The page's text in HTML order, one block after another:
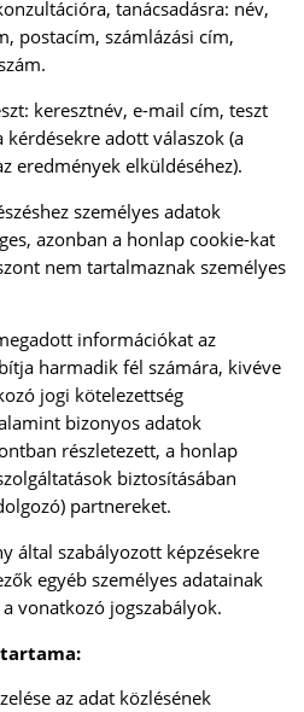
tanácsadásra: név,
postacím, számlázási cím,
keresztnév, e-mail cím, teszt
kérdésekre adott válaszok (a
eredmények elküldéséhez).
személyes adatok
azonban a honlap cookie-kat
nem tartalmaznak személyes
információkat az
harmadik fél számára, kivéve
jogi kötelezettség
bizonyos adatok
részletezett, a honlap
biztosításában
partnereket.
által szabályozott képzésekre
egyéb személyes adatainak
vonatkozó jogszabályok.
az adat közlésének